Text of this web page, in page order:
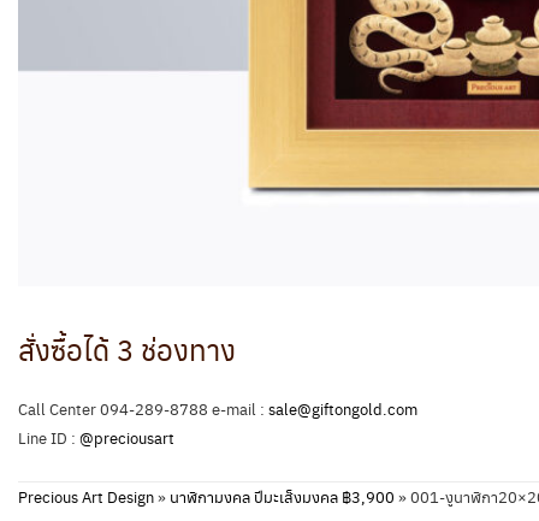
สั่งซื้อได้ 3 ช่องทาง
Call Center 094-289-8788 e-mail : sale@giftongold.com
Line ID : @preciousart
Precious Art Design» นาฬิกามงคล ปีมะเส็งมงคล ฿3,900 »001-งูนาฬิกา